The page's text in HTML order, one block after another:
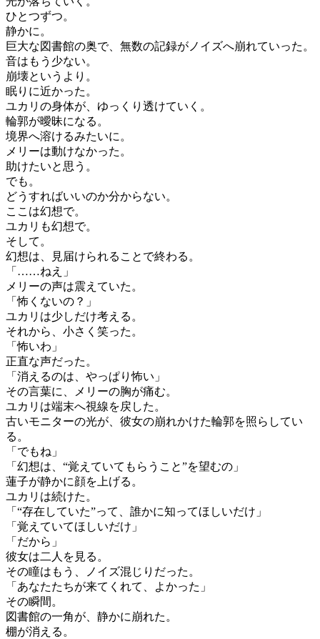
ひとつずつ。
静かに。
巨大な図書館の奥で、無数の記録がノイズへ崩れていった。
音はもう少ない。
崩壊というより。
眠りに近かった。
ユカリの身体が、ゆっくり透けていく。
輪郭が曖昧になる。
境界へ溶けるみたいに。
メリーは動けなかった。
助けたいと思う。
でも。
どうすればいいのか分からない。
ここは幻想で。
ユカリも幻想で。
そして。
幻想は、見届けられることで終わる。
「……ねえ」
メリーの声は震えていた。
「怖くないの？」
ユカリは少しだけ考える。
それから、小さく笑った。
「怖いわ」
正直な声だった。
「消えるのは、やっぱり怖い」
その言葉に、メリーの胸が痛む。
ユカリは端末へ視線を戻した。
古いモニターの光が、彼女の崩れかけた輪郭を照らしてい
る。
「でもね」
「幻想は、“覚えていてもらうこと”を望むの」
蓮子が静かに顔を上げる。
ユカリは続けた。
「“存在していた”って、誰かに知ってほしいだけ」
「覚えていてほしいだけ」
「だから」
彼女は二人を見る。
その瞳はもう、ノイズ混じりだった。
「あなたたちが来てくれて、よかった」
その瞬間。
図書館の一角が、静かに崩れた。
棚が消える。